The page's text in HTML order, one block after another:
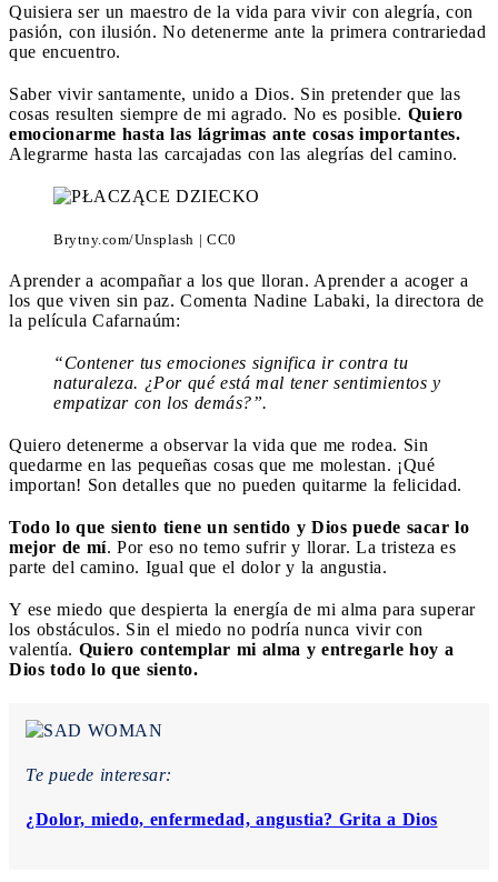
Quisiera ser un maestro de la vida para vivir con alegría, con
pasión, con ilusión. No detenerme ante la primera contrariedad
que encuentro.
Saber vivir santamente, unido a Dios. Sin pretender que las
cosas resulten siempre de mi agrado. No es posible. Quiero
emocionarme hasta las lágrimas ante cosas importantes.
Alegrarme hasta las carcajadas con las alegrías del camino.
Brytny.com/Unsplash | CC0
Aprender a acompañar a los que lloran. Aprender a acoger a
los que viven sin paz. Comenta Nadine Labaki, la directora de
la película Cafarnaúm:
“Contener tus emociones significa ir contra tu
naturaleza. ¿Por qué está mal tener sentimientos y
empatizar con los demás?”.
Quiero detenerme a observar la vida que me rodea. Sin
quedarme en las pequeñas cosas que me molestan. ¡Qué
importan! Son detalles que no pueden quitarme la felicidad.
Todo lo que siento tiene un sentido y Dios puede sacar lo
mejor de mí. Por eso no temo sufrir y llorar. La tristeza es
parte del camino. Igual que el dolor y la angustia.
Y ese miedo que despierta la energía de mi alma para superar
los obstáculos. Sin el miedo no podría nunca vivir con
valentía. Quiero contemplar mi alma y entregarle hoy a
Dios todo lo que siento.
Te puede interesar:
¿Dolor, miedo, enfermedad, angustia? Grita a Dios